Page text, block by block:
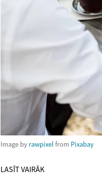
Image by rawpixel from Pixabay
LASĪT VAIRĀK